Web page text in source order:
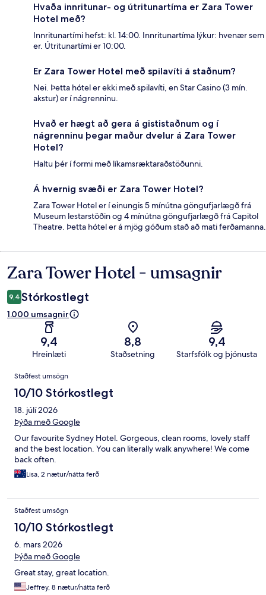
Hvaða innritunar- og útritunartíma er Zara Tower
Hotel með?
Innritunartími hefst: kl. 14:00. Innritunartíma lýkur: hvenær sem
er. Útritunartími er 10:00.
Er Zara Tower Hotel með spilavíti á staðnum?
Nei. Þetta hótel er ekki með spilavíti, en Star Casino (3 mín.
akstur) er í nágrenninu.
Hvað er hægt að gera á gististaðnum og í
nágrenninu þegar maður dvelur á Zara Tower
Hotel?
Haltu þér í formi með líkamsræktaraðstöðunni.
Á hvernig svæði er Zara Tower Hotel?
Zara Tower Hotel er í einungis 5 mínútna göngufjarlægð frá
Museum lestarstöðin og 4 mínútna göngufjarlægð frá Capitol
Theatre. Þetta hótel er á mjög góðum stað að mati ferðamanna.
Umsagnir
Zara Tower Hotel - umsagnir
9,4 Stórkostlegt
1.000 umsagnir
9,4
Hreinlæti
8,8
Staðsetning
9,4
Starfsfólk og þjónusta
Umsagnir
Staðfest umsögn
10/10 Stórkostlegt
18. júlí 2026
Þýða með Google
Our favourite Sydney Hotel. Gorgeous, clean rooms, lovely staff
and the best location. You can literally walk anywhere! We come
back often.
Lisa, 2 nætur/nátta ferð
Staðfest umsögn
10/10 Stórkostlegt
6. mars 2026
Þýða með Google
Great stay, great location.
Jeffrey, 8 nætur/nátta ferð